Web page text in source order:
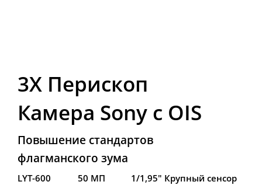
1/1,95" Крупный сенсор
50 МП
LYT-600
Повышение стандартов
флагманского зума
3Х Перископ
Камера Sony с OIS